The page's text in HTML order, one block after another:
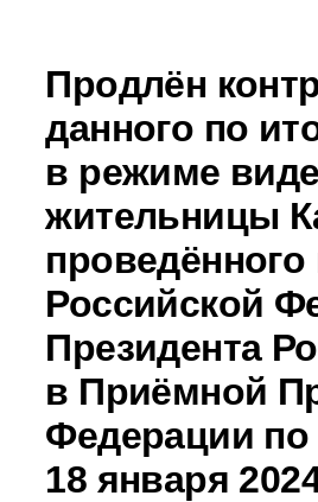
Продлён
данного по
в режиме
жительницы
Российской
Президента
в Приёмной
Федерации по
18 января